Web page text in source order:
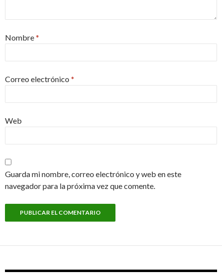
Nombre*
Correo electrónico *
Web
Guarda mi nombre, correo electrónico y web en este
navegador para la próxima vez que comente.